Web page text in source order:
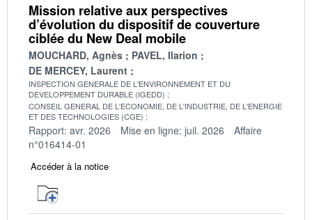
Mission relative aux perspectives
d’évolution du dispositif de couverture
ciblée du New Deal mobile
MOUCHARD, Agnès
PAVEL, Ilarion
DE MERCEY, Laurent
INSPECTION GENERALE DE L'ENVIRONNEMENT ET DU
DEVELOPPEMENT DURABLE (IGEDD)
CONSEIL GENERAL DE L'ECONOMIE, DE L'INDUSTRIE, DE L'ENERGIE
ET DES TECHNOLOGIES (CGE)
Rapport: avr. 2026 Mise en ligne: juil. 2026
Affaire
n°016414-01
Accéder à la notice